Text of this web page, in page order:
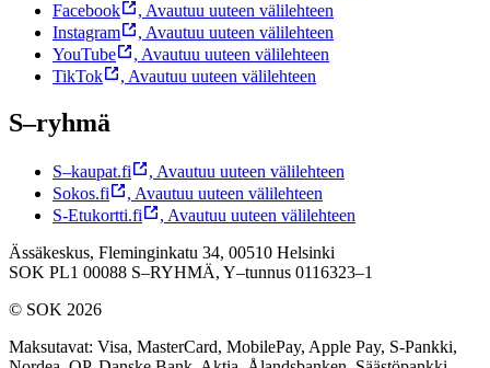
Facebook
, Avautuu uuteen välilehteen
Instagram
, Avautuu uuteen välilehteen
YouTube
, Avautuu uuteen välilehteen
TikTok
, Avautuu uuteen välilehteen
S–ryhmä
S–kaupat.fi , Avautuu uuteen välilehteen
Sokos.fi
, Avautuu uuteen välilehteen
S-Etukortti.fi
, Avautuu uuteen välilehteen
Ässäkeskus, Fleminginkatu 34, 00510 Helsinki
SOK PL1 00088 S–RYHMÄ, Y–tunnus 0116323–1
© SOK 2026
Maksutavat: Visa, MasterCard, MobilePay, Apple Pay, S-Pankki,